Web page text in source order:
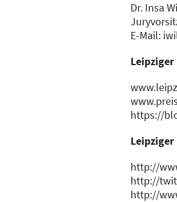
Dr. Insa
E-Mail:
https://
Leipziger
http://
http://
http://